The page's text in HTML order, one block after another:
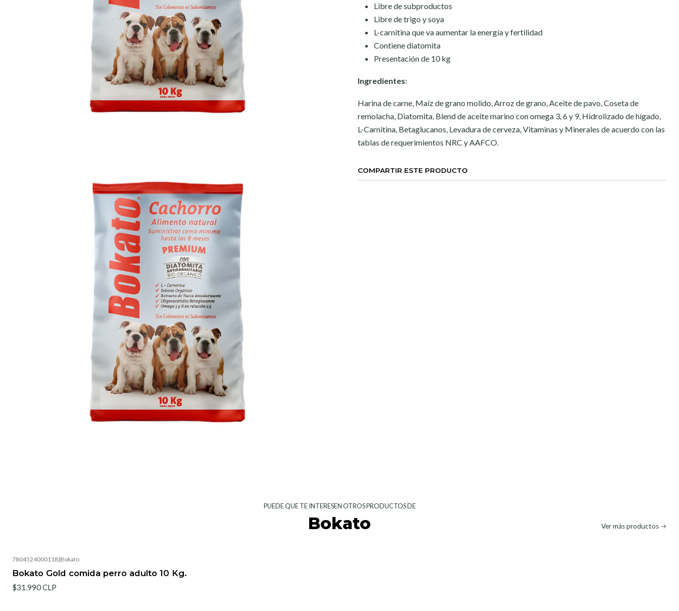
Libre de subproductos
Libre de trigo y soya
L-carnitina que va aumentar la energía y fertilidad
Contiene diatomita
Presentación de 10 kg
Ingredientes:
Harina de carne, Maíz de grano molido, Arroz de grano, Aceite de pavo, Coseta de
remolacha, Diatomita, Blend de aceite marino con omega 3, 6 y 9, Hidrolizado de hígado,
L-Carnitina, Betaglucanos, Levadura de cerveza, Vitaminas y Minerales de acuerdo con las
tablas de requerimientos NRC y AAFCO.
COMPARTIR ESTE PRODUCTO
PUEDE QUE TE INTERESEN OTROS PRODUCTOS DE
Bokato Ver más productos
7804524000118|Bokato
Bokato Gold comida perro adulto 10 Kg.
$31.990 CLP